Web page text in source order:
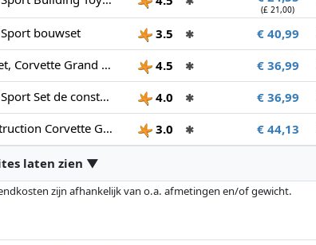
(£ 21,00)
bouwset 3.5 ✱ € 40,99
​Mattel Brick Shop Hot Wheels Elite Serie Bauset, Corvette Grand Sport mit 918 Teilen, realistischen Details und individuellen Aufklebern, für Sammler und Kinder ab 10 Jahren, JGR31
4.5 ✱ € 36,99
Mattel Brick Shop Hot Wheels Corvette Grand Sport Set de construcción 4.0 ✱ € 36,99
Mattel Brick Shop Hot Wheels Coffret de Construction Corvette Grand Sport, série Elite,918 pièces, pour Les collectionneurs, JGR31, Blanche 3.0 ✱ € 44,13
laten zien ▼
zijn afhankelijk van o.a. afmetingen en/of gewicht.
de volgorde beïnvloeden.